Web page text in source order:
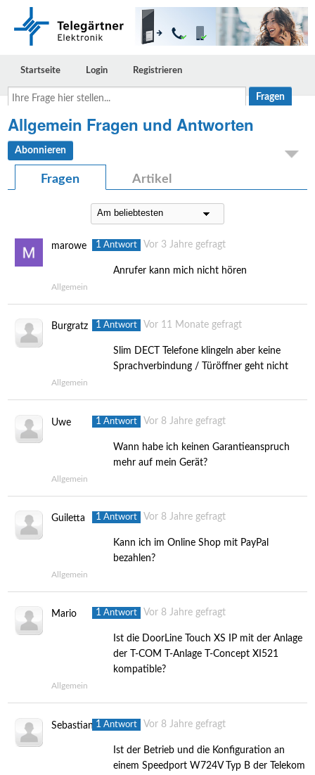
Ihre
Frage
stellen...
Startseite Login Registrieren
Allgemein Fragen und Antworten
Abonnieren
Fragen Artikel
marowe
Anrufer kann mich nicht hören
Vor 3 Jahre gefragt
1 Antwort
Allgemein
Burgratz
Slim DECT Telefone klingeln aber keine
Sprachverbindung / Türöffner geht nicht
Vor 11 Monate gefragt
1Antwort
Allgemein
Uwe
Wann habe ich keinen Garantieanspruch
mehr auf mein Gerät?
Vor 8 Jahre gefragt
1 Antwort
Allgemein
Guiletta
Kann ich im Online Shop mit PayPal
bezahlen?
Vor 8 Jahre gefragt
1Antwort
Allgemein
Mario
Ist die DoorLine Touch XS IP mit der Anlage
der T-COM T-Anlage T-Concept XI521
kompatible?
Vor 8 Jahre gefragt
1Antwort
Allgemein
Sebastian
Ist der Betrieb und die Konfiguration an
einem Speedport W724V Typ B der Telekom
Vor 8 Jahre gefragt
1Antwort